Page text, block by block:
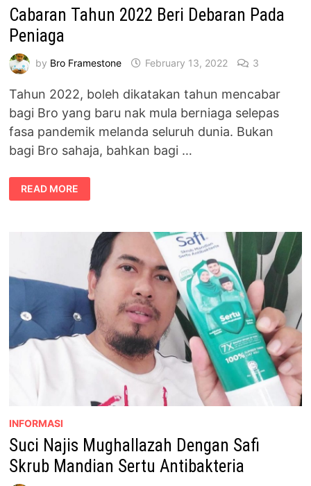
Cabaran Tahun 2022 Beri Debaran Pada
Peniaga
by Bro Framestone February 13, 2022 3
Tahun 2022, boleh dikatakan tahun mencabar
bagi Bro yang baru nak mula berniaga selepas
fasa pandemik melanda seluruh dunia. Bukan
bagi Bro sahaja, bahkan bagi …
CABARAN
TAHUN
2022
PADA
READ MORE
INFORMASI
Suci Najis Mughallazah Dengan Safi
Skrub Mandian Sertu Antibakteria